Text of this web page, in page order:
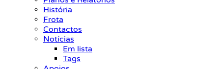
História
Frota
Contactos
Notícias
Em lista
Tags